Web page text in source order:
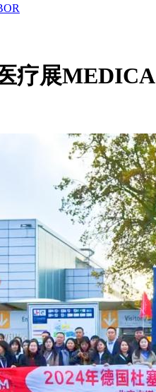
疗展MEDICA